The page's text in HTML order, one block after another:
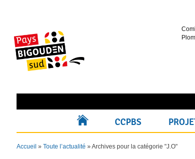
CCPBS
Accueil » Toute l’actualité » Archives pour la catégorie "J.O"